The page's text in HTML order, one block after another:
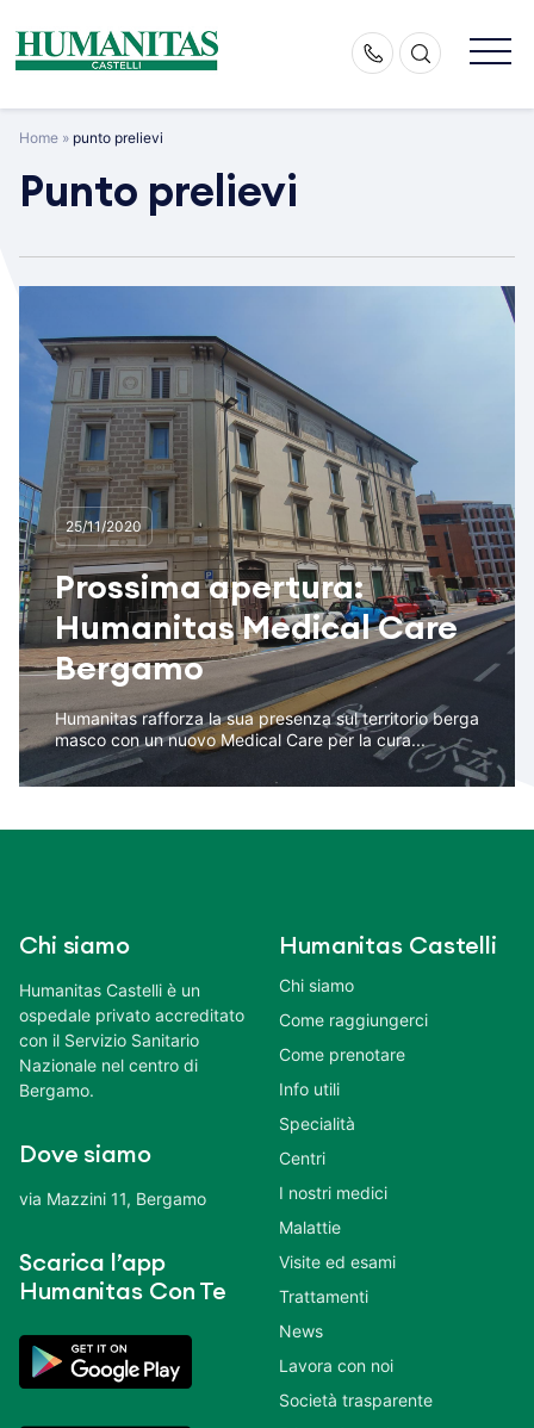
content
Home » punto prelievi
Punto prelievi
25/11/2020
Prossima apertura:
Humanitas Medical Care
Bergamo
Humanitas rafforza la sua presenza sul territorio berga
masco con un nuovo Medical Care per la cura...
Chi siamo
Humanitas Castelli è un
ospedale privato accreditato
con il Servizio Sanitario
Nazionale nel centro di
Bergamo.
Dove siamo
via Mazzini 11, Bergamo
Scarica l’app
Humanitas Con Te
Humanitas Castelli
Chi siamo
Come raggiungerci
Come prenotare
Info utili
Specialità
Centri
I nostri medici
Malattie
Visite ed esami
Trattamenti
News
Lavora con noi
Società trasparente